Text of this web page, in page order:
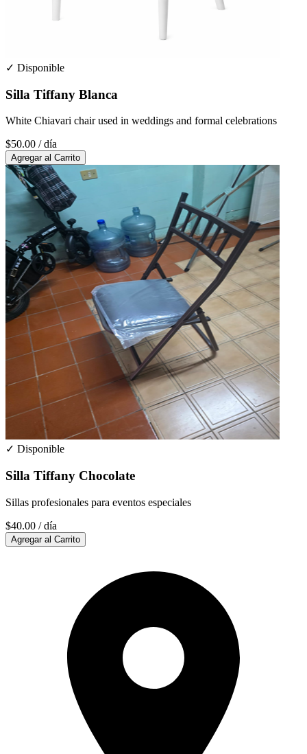
✓ Disponible
Silla Tiffany Blanca
White Chiavari chair used in weddings and formal celebrations
$50.00 / día
Agregar al Carrito
✓ Disponible
Silla Tiffany Chocolate
Sillas profesionales para eventos especiales
$40.00 / día
Agregar al Carrito